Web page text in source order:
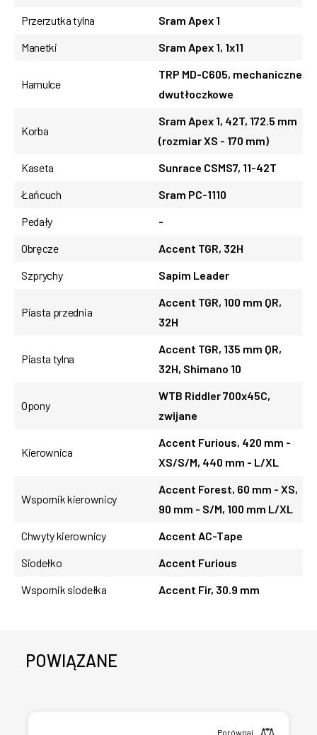
Przerzutka tylna
Sram Apex 1
Manetki
Sram Apex 1, 1x11
Hamulce
TRP MD-C605, mechaniczne
dwutłoczkowe
Korba
Sram Apex 1, 42T, 172.5 mm
(rozmiar XS - 170 mm)
Kaseta
Sunrace CSMS7, 11-42T
Łańcuch
Sram PC-1110
Pedały
-
Obręcze
Accent TGR, 32H
Szprychy
Sapim Leader
Piasta przednia
Accent TGR, 100 mm QR,
32H
Piasta tylna
Accent TGR, 135 mm QR,
32H, Shimano 10
Opony
WTB Riddler 700x45C,
zwijane
Kierownica
Accent Furious, 420 mm -
XS/S/M, 440 mm - L/XL
Wspornik kierownicy
Accent Forest, 60 mm - XS,
90 mm - S/M, 100 mm L/XL
Chwyty kierownicy
Accent AC-Tape
Siodełko
Accent Furious
Wspornik siodełka
Accent Fir, 30.9 mm
POWIĄZANE
Porównaj